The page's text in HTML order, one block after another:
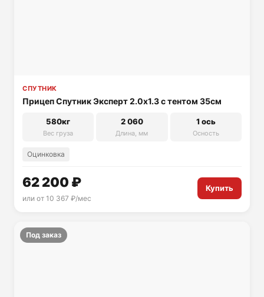
СПУТНИК
Прицеп Спутник Эксперт 2.0х1.3 с тентом 35см
580кг
Вес груза
2 060
Длина, мм
1 ось
Осность
Оцинковка
62 200 ₽
или от 10 367 ₽/мес
Купить
Под заказ